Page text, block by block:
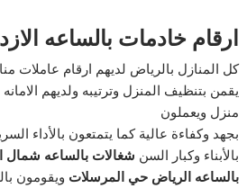
ارقام خادمات بالساعه
كل المنازل بالرياض لديهم ارقام عاملات
يقمن بتنظيف المنزل وترتيبه ولديهم
منزل ويعملون
بجهد وكفاءة عالية كما يتمتعون بالأداء
بالأبناء وكبار السن شغالات بالساعه شمال
بالساعه الرياض حي المرسلات ويقومون